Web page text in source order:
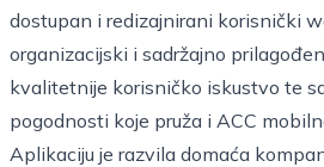
dostupan i redizajnirani korisnički
organizacijski i sadržajno
kvalitetnije korisničko iskustvo te
pogodnosti koje pruža i ACC
Aplikaciju je razvila domaća